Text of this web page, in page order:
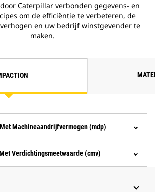
Caterpillar verbonden gegevens- en
om de efficiëntie te verbeteren, de
en uw bedrijf winstgevender te
maken.
Machineaandrijfvermogen (mdp)
Verdichtingsmeetwaarde (cmv)